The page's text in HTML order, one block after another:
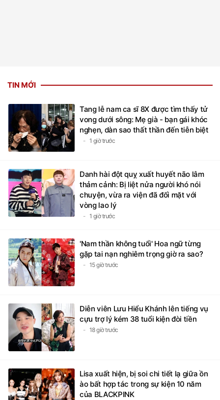
TIN MỚI
Tang lễ nam ca sĩ 8X được tìm thấy tử
vong dưới sông: Mẹ già - bạn gái khóc
nghẹn, dàn sao thất thần đến tiễn biệt
1 giờ trước
Danh hài đột quỵ xuất huyết não lâm
thảm cảnh: Bị liệt nửa người khó nói
chuyện, vừa ra viện đã đối mặt với
vòng lao lý
1 giờ trước
'Nam thần không tuổi' Hoa ngữ từng
gặp tai nạn nghiêm trọng giờ ra sao?
15 giờ trước
Diễn viên Lưu Hiểu Khánh lên tiếng vụ
cựu trợ lý kém 38 tuổi kiện đòi tiền
18 giờ trước
Lisa xuất hiện, bị soi chi tiết lạ giữa ồn
ào bất hợp tác trong sự kiện 10 năm
của BLACKPINK